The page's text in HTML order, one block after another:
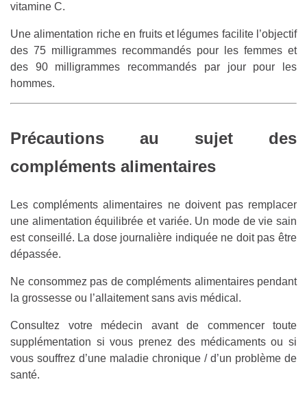
vitamine C.
Une alimentation riche en fruits et légumes facilite l’objectif
des 75 milligrammes recommandés pour les femmes et
des 90 milligrammes recommandés par jour pour les
hommes.
Précautions au sujet des
compléments alimentaires
Les compléments alimentaires ne doivent pas remplacer
une alimentation équilibrée et variée. Un mode de vie sain
est conseillé. La dose journalière indiquée ne doit pas être
dépassée.
Ne consommez pas de compléments alimentaires pendant
la grossesse ou l’allaitement sans avis médical.
Consultez votre médecin avant de commencer toute
supplémentation si vous prenez des médicaments ou si
vous souffrez d’une maladie chronique / d’un problème de
santé.